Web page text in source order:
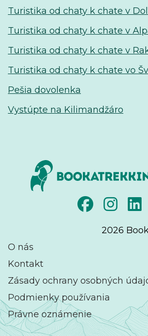
Turistika od chaty k chate v
Turistika od chaty k chate v
Turistika od chaty k chate v
Turistika od chaty k chate vo
Pešia dovolenka
Vystúpte na Kilimandžáro
2026
O nás
Kontakt
Zásady ochrany osobných
Podmienky používania
Právne oznámenie